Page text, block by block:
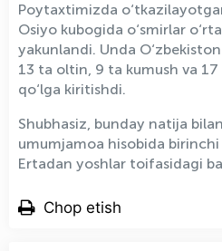
Poytaxtimizda
Osiyo kubogida o‘smirlar
yakunlandi. Unda
13 ta oltin, 9 ta kumush va
qo‘lga kiritishdi.
Shubhasiz, bunday natija
umumjamoa hisobida birinchi
Ertadan yoshlar toifasidagi
Chop etish